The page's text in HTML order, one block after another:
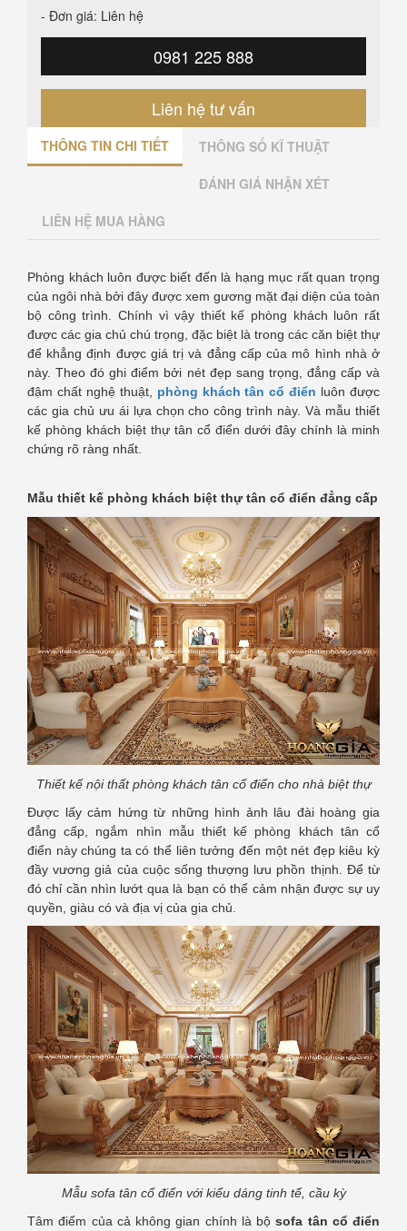
- Đơn giá: Liên hệ
0981 225 888
Liên hệ tư vấn
THÔNG TIN CHI TIẾT THÔNG SỐ KĨ THUẬT
ĐÁNH GIÁ NHẬN XÉT
LIÊN HỆ MUA HÀNG
Phòng khách luôn được biết đến là hạng mục rất quan trọng
của ngôi nhà bởi đây được xem gương mặt đại diện của toàn
bộ công trình. Chính vì vậy thiết kế phòng khách luôn rất
được các gia chủ chú trọng, đặc biệt là trong các căn biệt thự
để khẳng định được giá trị và đẳng cấp của mô hình nhà ở
này. Theo đó ghi điểm bởi nét đẹp sang trọng, đẳng cấp và
đậm chất nghệ thuật, phòng khách tân cổ điển luôn được
các gia chủ ưu ái lựa chọn cho công trình này. Và mẫu thiết
kế phòng khách biệt thự tân cổ điển dưới đây chính là minh
chứng rõ ràng nhất.
Mẫu thiết kế phòng khách biệt thự tân cổ điển đẳng cấp
Thiết kế nội thất phòng khách tân cổ điển cho nhà biệt thự
Được lấy cảm hứng từ những hình ảnh lâu đài hoàng gia
đẳng cấp, ngắm nhìn mẫu thiết kế phòng khách tân cổ
điển này chúng ta có thể liên tưởng đến một nét đẹp kiêu kỳ
đầy vương giả của cuộc sống thượng lưu phồn thịnh. Để từ
đó chỉ cần nhìn lướt qua là bạn có thể cảm nhận được sự uy
quyền, giàu có và địa vị của gia chủ.
Mẫu sofa tân cổ điển với kiểu dáng tinh tế, cầu kỳ
Tâm điểm của cả không gian chính là bộsofa tân cổ điển